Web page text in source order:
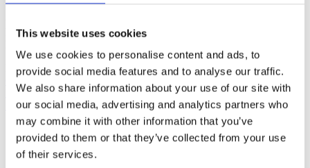
This website uses cookies
We use cookies to personalise content and ads, to
provide social media features and to analyse our traffic.
We also share information about your use of our site with
our social media, advertising and analytics partners who
may combine it with other information that you’ve
provided to them or that they’ve collected from your use
of their services.
1750L
175L
1800L
190L
Phone:+45 81 77 02 50
EMA
Om os
Politikker
Købsbetingelser
STOLT MEDLEM AF